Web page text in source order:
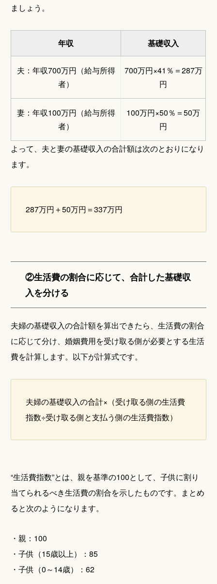
ましょう。
年収 基礎収入
夫：年収700万円（給与所得
者）
700万円×41％＝287万
円
妻：年収100万円（給与所得
者）
100万円×50％＝50万
円
よって、夫と妻の基礎収入の合計額は次のとおりになり
ます。
287万円＋50万円＝337万円
②生活費の割合に応じて、合計した基礎収
入を分ける
夫婦の基礎収入の合計額を算出できたら、生活費の割合
に応じて分け、婚姻費用を受け取る側が必要とする生活
費を計算します。以下が計算式です。
夫婦の基礎収入の合計×（受け取る側の生活費
指数÷受け取る側と支払う側の生活費指数）
“生活費指数”とは、親を基準の100として、子供に割り
当てられるべき生活費の割合を示したものです。まとめ
ると次のようになります。
・親：100
・子供（15歳以上）：85
・子供（0～14歳）：62